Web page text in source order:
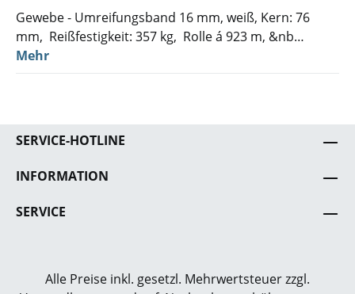
Gewebe - Umreifungsband 16 mm, weiß, Kern: 76
mm, Reißfestigkeit: 357 kg, Rolle á 923 m, &nb…
Mehr
SERVICE-HOTLINE
INFORMATION
SERVICE
Alle Preise inkl. gesetzl. Mehrwertsteuer zzgl.